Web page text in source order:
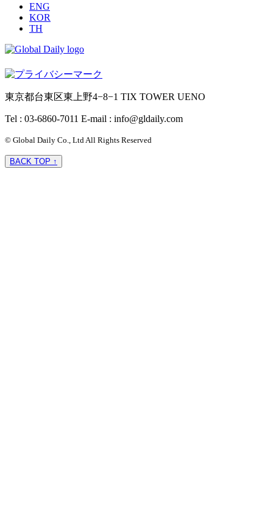
ENG
KOR
TH
東京都台東区東上野4−8−1 TIX TOWER UENO
Tel : 03-6860-7011 E-mail : info@gldaily.com
© Global Daily Co., Ltd All Rights Reserved
BACK TOP ↑